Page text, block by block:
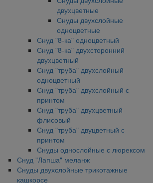
двухцветные
Снуды двухслойные
одноцветные
Снуд "8-ка" одноцветный
Снуд "8-ка" двухсторонний
двухцветный
Снуд "труба" двухслойный
одноцветный
Снуд "труба" двухслойный с
принтом
Снуд "труба" двухцветный
флисовый
Снуд "труба" двуцветный с
принтом
Снуды однослойные с люрексом
Снуд "Лапша" меланж
Снуды двухслойные трикотажные
кашкорсе